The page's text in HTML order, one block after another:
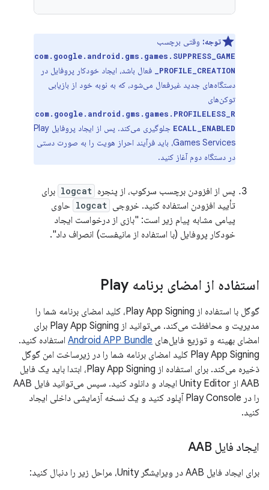
توجه: وقتی برچسب
com.google.android.gms.games.SUPPRESS_GAME
_PROFILE_CREATION
فعال باشد، ایجاد خودکار پروفایل در
دستگاه‌های جدید غیرفعال می‌شود، که به نوبه خود از بازیابی
توکن‌های
com.google.android.gms.games.PROFILELESS_R
ECALL_ENABLED
جلوگیری می‌کند. پس از ایجاد پروفایل Play
Games Services، باید فرآیند احراز هویت را به صورت دستی
در دستگاه دوم آغاز کنید.
پس از افزودن برچسب سرکوب، از پنجره logcat برای
تأیید افزودن استفاده کنید. خروجی logcat حاوی
پیامی مشابه پیام زیر است: "بازی از درخواست ایجاد
خودکار پروفایل (با استفاده از مانیفست) انصراف داد".
استفاده از امضای برنامه Play
گوگل با استفاده از Play App Signing، کلید امضای برنامه شما را
مدیریت و محافظت می‌کند. می‌توانید از Play App Signing برای
امضای بهینه و توزیع فایل‌های Android APP Bundle استفاده کنید.
Play App Signing کلید امضای برنامه شما را در زیرساخت امن گوگل
ذخیره می‌کند. برای استفاده از Play App Signing، ابتدا باید یک فایل
AAB از Unity Editor ایجاد و دانلود کنید. سپس می‌توانید فایل AAB
را در Play Console آپلود کنید و یک نسخه آزمایشی داخلی ایجاد
کنید.
ایجاد فایل AAB
برای ایجاد فایل AAB در ویرایشگر Unity، مراحل زیر را دنبال کنید: